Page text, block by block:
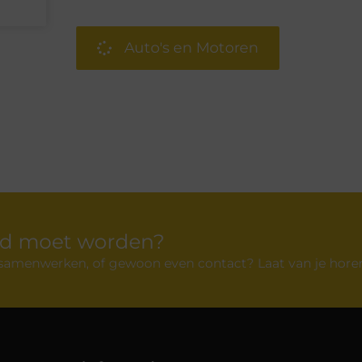
Auto's en Motoren
moet worden?
of gewoon even contact? Laat van je